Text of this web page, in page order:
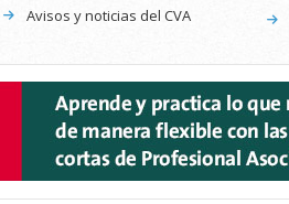
Avisos y noticias del CVA